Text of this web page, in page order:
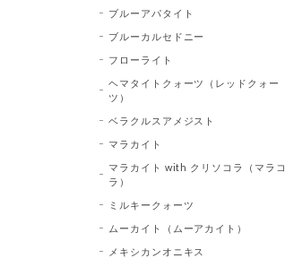
ブルーアパタイト
ブルーカルセドニー
フローライト
ヘマタイトクォーツ（レッドクォー
ツ）
ベラクルスアメジスト
マラカイト
マラカイト with クリソコラ（マラコ
ラ）
ミルキークォーツ
ムーカイト（ムーアカイト）
メキシカンオニキス